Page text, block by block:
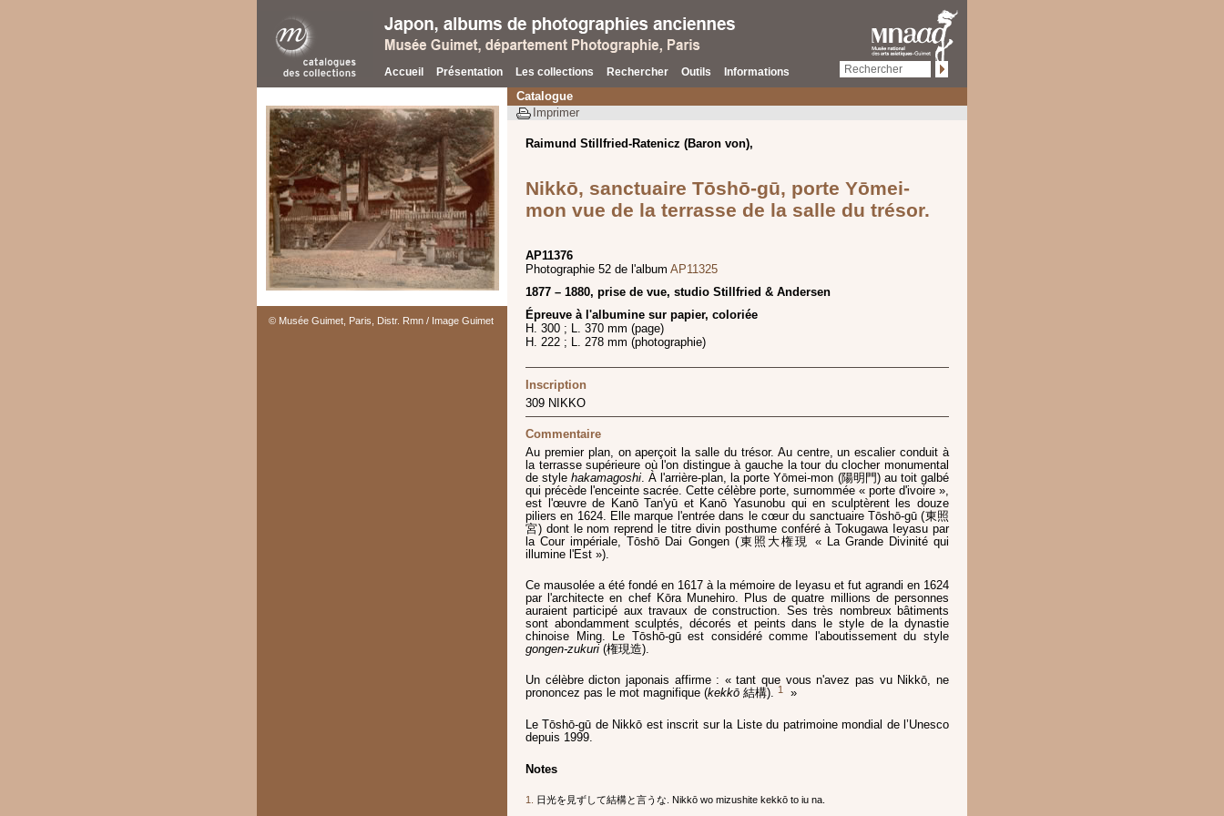
Accueil Présentation Les collections Rechercher Outils Informations
© Musée Guimet, Paris, Distr. Rmn / Image Guimet
Catalogue
Imprimer
Raimund Stillfried-Ratenicz (Baron von),
Nikkō, sanctuaire Tōshō-gū, porte Yōmei-
mon vue de la terrasse de la salle du trésor.
AP11376
Photographie 52 de l'album AP11325
1877 – 1880, prise de vue, studio Stillfried & Andersen
Épreuve à l'albumine sur papier, coloriée
H. 300 ; L. 370 mm (page)
H. 222 ; L. 278 mm (photographie)
Inscription
309 NIKKO
Commentaire
Au premier plan, on aperçoit la salle du trésor. Au centre, un escalier conduit à
la terrasse supérieure où l'on distingue à gauche la tour du clocher monumental
de stylehakamagoshi. À l'arrière-plan, la porte Yōmei-mon (陽明門) au toit galbé
qui précède l'enceinte sacrée. Cette célèbre porte, surnommée « porte d'ivoire »,
est l'œuvre de Kanō Tan'yū et Kanō Yasunobu qui en sculptèrent les douze
piliers en 1624. Elle marque l'entrée dans le cœur du sanctuaire Tōshō-gū (東照
宮) dont le nom reprend le titre divin posthume conféré à Tokugawa Ieyasu par
la Cour impériale, Tōshō Dai Gongen (東照大権現 « La Grande Divinité qui
illumine l'Est »).
Ce mausolée a été fondé en 1617 à la mémoire de Ieyasu et fut agrandi en 1624
par l'architecte en chef Kōra Munehiro. Plus de quatre millions de personnes
auraient participé aux travaux de construction. Ses très nombreux bâtiments
sont abondamment sculptés, décorés et peints dans le style de la dynastie
chinoise Ming. Le Tōshō-gū est considéré comme l'aboutissement du style
gongen-zukuri (権現造).
Un célèbre dicton japonais affirme : « tant que vous n'avez pas vu Nikkō, ne
prononcez pas le mot magnifique (kekkō 結構). 1 »
Le Tōshō-gū de Nikkō est inscrit sur la Liste du patrimoine mondial de l’Unesco
depuis 1999.
Notes
1. 日光を見ずして結構と言うな. Nikkō wo mizushite kekkō to iu na.